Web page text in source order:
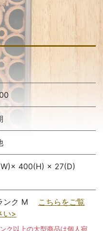
400(H) × 27(D)
ンク M
こちらをご覧
い>
ク以上の大型商品は個人宛